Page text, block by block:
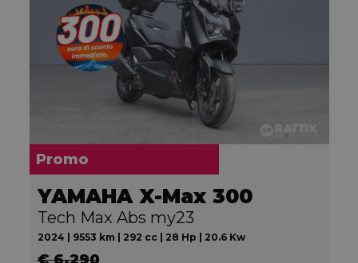
Promo
YAMAHA X-Max 300
Tech Max Abs my23
2024 | 9553 km | 292 cc | 28 Hp | 20.6 Kw